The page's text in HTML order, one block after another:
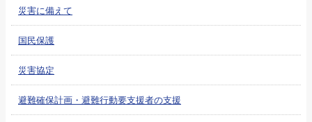
災害に備えて
国民保護
災害協定
避難確保計画・避難行動要支援者の支援